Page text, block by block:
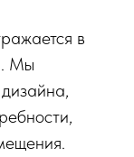
в
Мы